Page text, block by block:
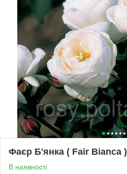
Фаєр Б'янка ( Fair Bianca )
В наявності